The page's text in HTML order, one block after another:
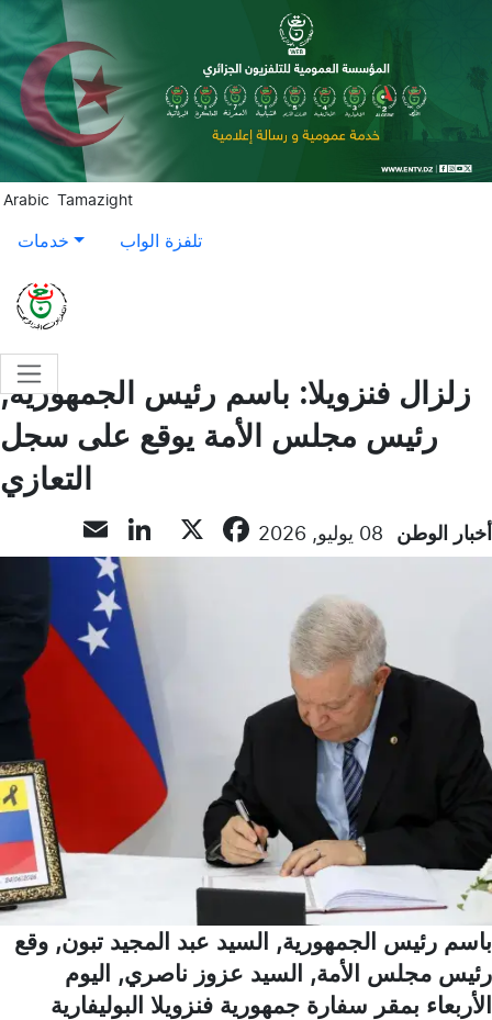
Aller au contenu principal
Arabic Tamazight
خدمات تلفزة الواب
زلزال فنزويلا: باسم رئيس الجمهورية,
رئيس مجلس الأمة يوقع على سجل
التعازي
أخبار الوطن 08 يوليو, 2026 Facebook
باسم رئيس الجمهورية, السيد عبد المجيد تبون, وقع
رئيس مجلس الأمة, السيد عزوز ناصري, اليوم
الأربعاء بمقر سفارة جمهورية فنزويلا البوليفارية